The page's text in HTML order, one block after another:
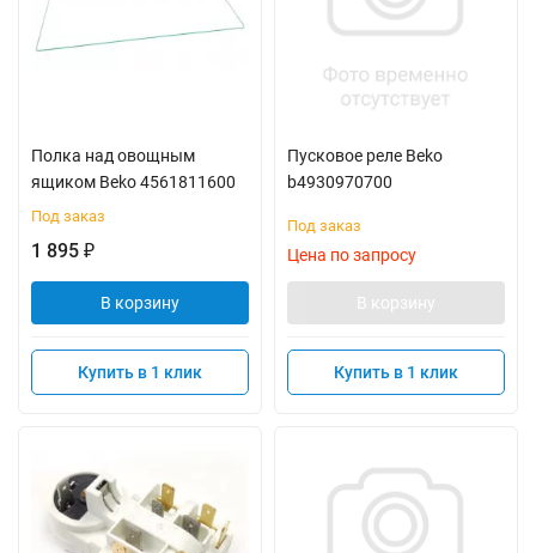
Полка над овощным
ящиком Beko 4561811600
Под заказ
1 895 ₽
В корзину
Купить в 1 клик
Пусковое реле Beko
b4930970700
Под заказ
Цена по запросу
В корзину
Купить в 1 клик